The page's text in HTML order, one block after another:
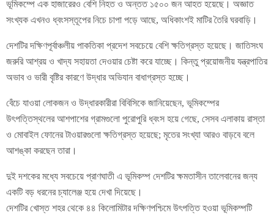
ভূমিকম্পে এক হাজারেরও বেশি নিহত ও অন্তত ১৫০০ জন আহত হয়েছে। অজ্ঞাত
সংখ্যক এখনও ধ্বংসস্তূপের নিচে চাপা পড়ে আছে, অধিকাংশই মাটির তৈরি ঘরবাড়ি।
দেশটির দক্ষিণপূর্বাঞ্চলীয় পাকতিকা প্রদেশ সবচেয়ে বেশি ক্ষতিগ্রস্ত হয়েছে। জাতিসংঘ
জরুরি আশ্রয় ও খাদ্য সহায়তা দেওয়ার চেষ্টা করে যাচ্ছে। কিন্তু প্রয়োজনীয় যন্ত্রপাতির
অভাব ও ভারী বৃষ্টির কারণে উদ্ধার অভিযান বাধাগ্রস্ত হচ্ছে।
বেঁচে যাওয়া লোকজন ও উদ্ধারকারীরা বিবিসিকে জানিয়েছেন, ভূমিকম্পের
উৎপত্তিস্থলের আশপাশের গ্রামগুলো পুরোপুরি ধ্বংস হয়ে গেছে, সেসব এলাকায় রাস্তা
ও মোবাইল ফোনের টাওয়ারগুলো ক্ষতিগ্রস্ত হয়েছে; মৃতের সংখ্যা আরও বাড়বে বলে
আশঙ্কা করছেন তারা।
দুই দশকের মধ্যে সবচেয়ে প্রাণঘাতী এ ভূমিকম্প দেশটির ক্ষমতাসীন তালেবানের জন্য
একটি বড় ধরনের চ্যালেঞ্জ হয়ে দেখা দিয়েছে।
দেশটির খোস্ত শহর থেকে ৪৪ কিলোমিটার দক্ষিণপশ্চিমে উৎপত্তি হওয়া ভূমিকম্পটি